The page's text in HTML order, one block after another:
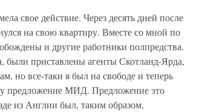
свое действие. Через десять дней после
на свою квартиру. Вместе со мной по
и другие работники полпредства.
были приставлены агенты Скотланд-Ярда,
но все-таки я был на свободе и теперь
предложение МИД. Предложение это
из Англии был, таким образом,